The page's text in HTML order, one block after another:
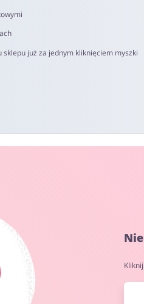
już za jednym kliknięciem myszki